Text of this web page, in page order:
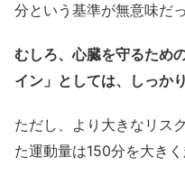
分という基準が無意味だ
むしろ、心臓を守るため
イン」としては、しっか
ただし、より大きなリス
た運動量は150分を大きく